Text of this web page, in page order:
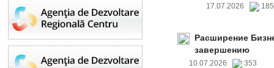
17.07.2026
Расширение
завершению
10.07.2026 353